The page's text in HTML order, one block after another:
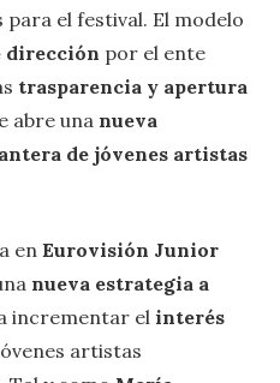
el festival. El modelo
dirección por el ente
trasparencia y apertura
abre una nueva
de jóvenes artistas
en Eurovisión Junior
nueva estrategia a
incrementar el interés
artistas